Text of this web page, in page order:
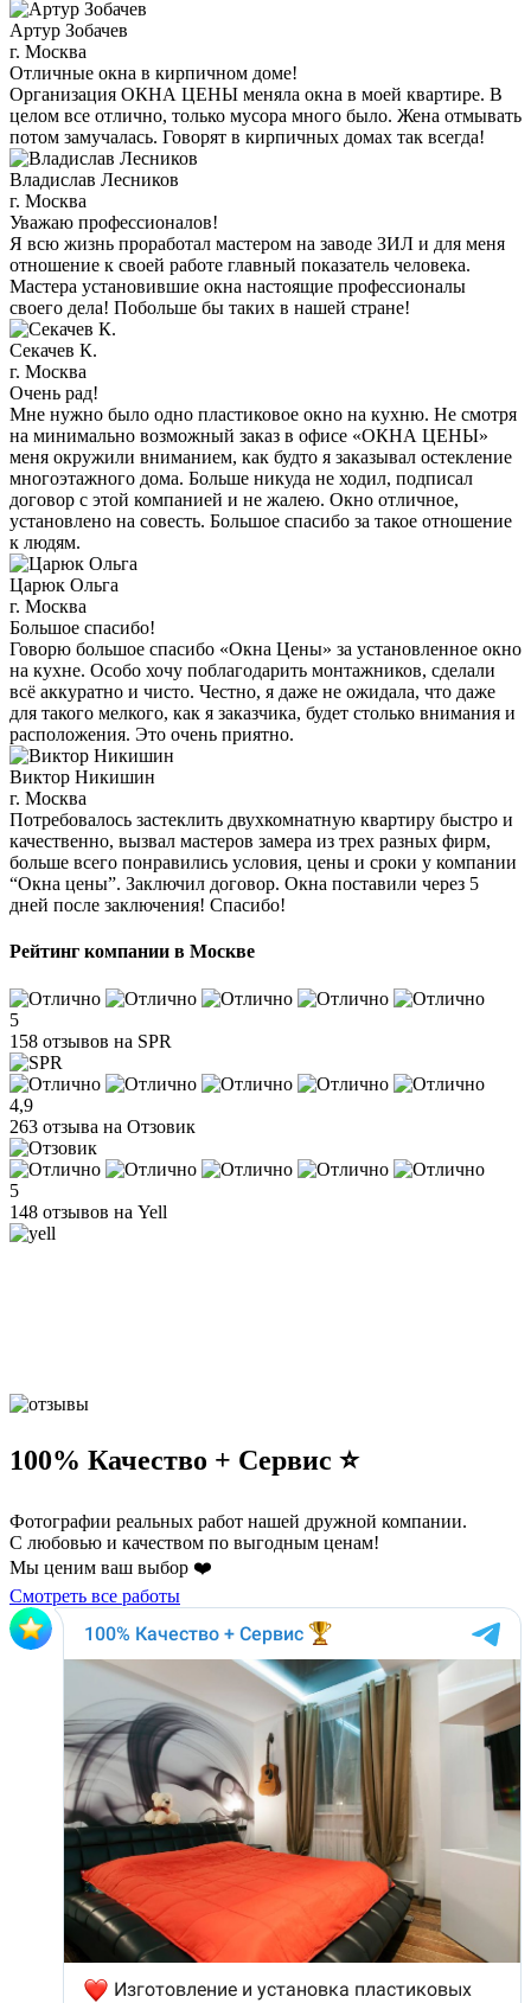
Артур Зобачев
г. Москва
Отличные окна в кирпичном доме!
Организация ОКНА ЦЕНЫ меняла окна в моей квартире. В
целом все отлично, только мусора много было. Жена отмывать
потом замучалась. Говорят в кирпичных домах так всегда!
Владислав Лесников
г. Москва
Уважаю профессионалов!
Я всю жизнь проработал мастером на заводе ЗИЛ и для меня
отношение к своей работе главный показатель человека.
Мастера установившие окна настоящие профессионалы
своего дела! Побольше бы таких в нашей стране!
Секачев К.
г. Москва
Очень рад!
Мне нужно было одно пластиковое окно на кухню. Не смотря
на минимально возможный заказ в офисе «ОКНА ЦЕНЫ»
меня окружили вниманием, как будто я заказывал остекление
многоэтажного дома. Больше никуда не ходил, подписал
договор с этой компанией и не жалею. Окно отличное,
установлено на совесть. Большое спасибо за такое отношение
к людям.
Царюк Ольга
г. Москва
Большое спасибо!
Говорю большое спасибо «Окна Цены» за установленное окно
на кухне. Особо хочу поблагодарить монтажников, сделали
всё аккуратно и чисто. Честно, я даже не ожидала, что даже
для такого мелкого, как я заказчика, будет столько внимания и
расположения. Это очень приятно.
Виктор Никишин
г. Москва
Потребовалось застеклить двухкомнатную квартиру быстро и
качественно, вызвал мастеров замера из трех разных фирм,
больше всего понравились условия, цены и сроки у компании
“Окна цены”. Заключил договор. Окна поставили через 5
дней после заключения! Спасибо!
Рейтинг компании в Москве
5
158 отзывов на SPR
4,9
263 отзыва на Отзовик
5
148 отзывов на Yell
100% Качество + Сервис ⭐️
Фотографии реальных работ нашей дружной компании.
С любовью и качеством по выгодным ценам!
Мы ценим ваш выбор ❤️
Смотреть все работы